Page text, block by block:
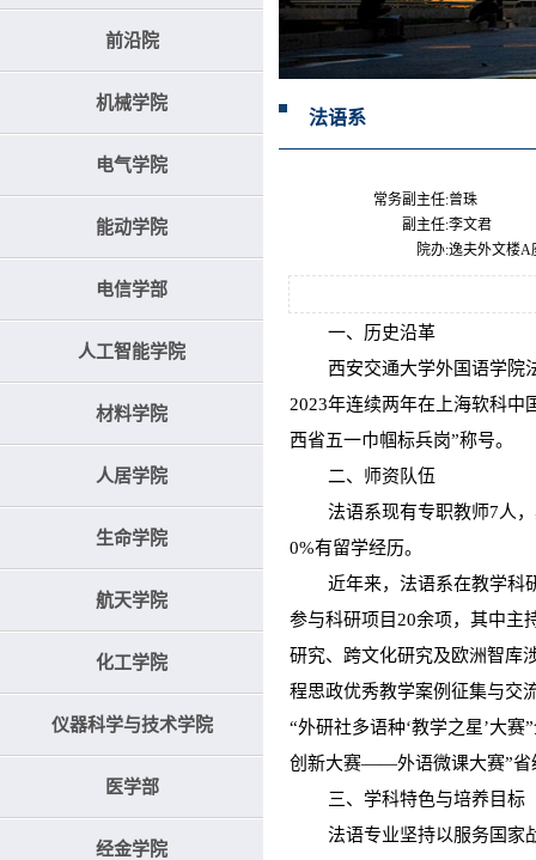
前沿院
机械学院
电气学院
能动学院
电信学部
人工智能学院
材料学院
人居学院
生命学院
航天学院
化工学院
仪器科学与技术学院
医学部
经金学院
法语系
常务副主任:曾珠
副主任:李文君
院办:逸夫外文楼A
一、历史沿革
西安交通大学外国语学院法
2023年连续两年在上海软科中
西省五一巾帼标兵岗”称号。
二、师资队伍
法语系现有专职教师7人，
0%有留学经历。
近年来，法语系在教学科研
参与科研项目20余项，其中主
研究、跨文化研究及欧洲智库
程思政优秀教学案例征集与交
“外研社多语种‘教学之星’大
创新大赛——外语微课大赛”省
三、学科特色与培养目标
法语专业坚持以服务国家战